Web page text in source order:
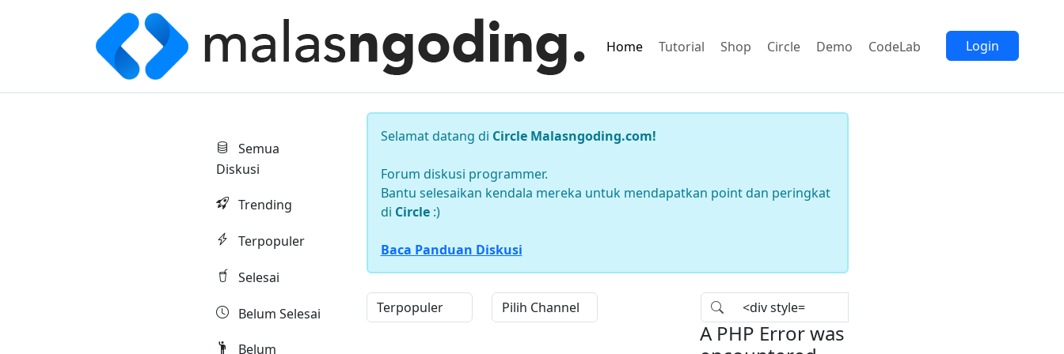
Home Tutorial Shop Circle Demo CodeLab Login
Semua
Diskusi
Trending
Terpopuler
Selesai
Belum Selesai
Belum
Selamat datang di Circle Malasngoding.com!
Forum diskusi programmer.
Bantu selesaikan kendala mereka untuk mendapatkan point dan peringkat
di Circle:)
Baca Panduan Diskusi
A PHP Error was